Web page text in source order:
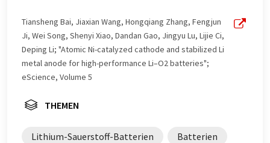
Nachrichten zu präsentieren. Da dieser Artikel mit
automatischer Übersetzung übersetzt wurde, ist es
möglich, dass er Fehler im Vokabular, in der Syntax oder
in der Grammatik enthält. Den ursprünglichen Artikel in
Englisch finden Sie hier
Tiansheng Bai, Jiaxian Wang, Hongqiang Zhang, Fengjun
Ji, Wei Song, Shenyi Xiao, Dandan Gao, Jingyu Lu, Lijie Ci,
Deping Li; "Atomic Ni-catalyzed cathode and stabilized Li
metal anode for high-performance Li–O2 batteries";
eScience, Volume 5
THEMEN
Lithium-Sauerstoff-Batterien Batterien